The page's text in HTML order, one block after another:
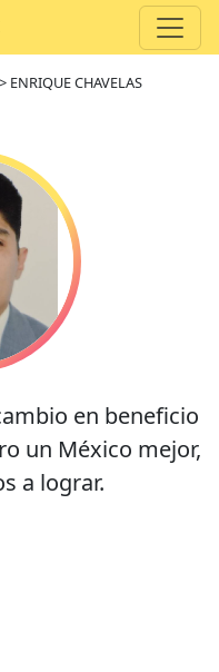
> ENRIQUE CHAVELAS
en beneficio
un México mejor,
a lograr.